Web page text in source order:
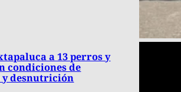
a 13 perros y
condiciones de
desnutrición